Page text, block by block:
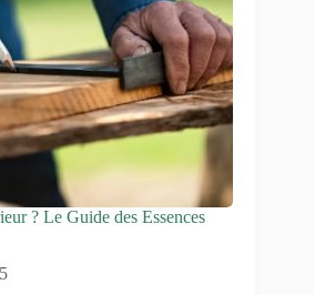
? Le Guide des Essences